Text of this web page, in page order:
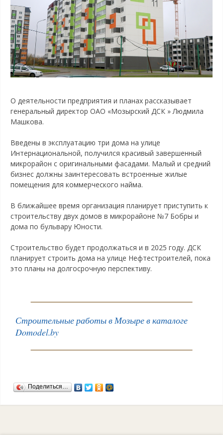
О деятельности предприятия и планах рассказывает
генеральный директор ОАО «Мозырский ДСК » Людмила
Машкова.
Введены в эксплуатацию три дома на улице
Интернациональной, получился красивый завершенный
микрорайон с оригинальными фасадами. Малый и средний
бизнес должны заинтересовать встроенные жилые
помещения для коммерческого найма.
В ближайшее время организация планирует приступить к
строительству двух домов в микрорайоне №7 Бобры и
дома по бульвару Юности.
Строительство будет продолжаться и в 2025 году. ДСК
планирует строить дома на улице Нефтестроителей, пока
это планы на долгосрочную перспективу.
Строительные работы в Мозыре в каталоге
Domodel.by
Поделиться…